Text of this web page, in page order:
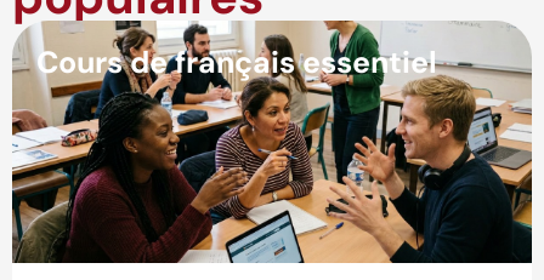
Cours de français essentiel